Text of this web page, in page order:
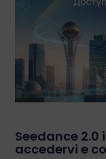
Seedance 2.0
accedervi e